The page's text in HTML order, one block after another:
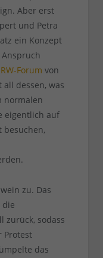
Aber erst
und Petra
ein Konzept
Forum von
all dessen, was
normalen
eigentlich auf
besuchen,
zu. Das
die
zurück, sodass
Protest
das